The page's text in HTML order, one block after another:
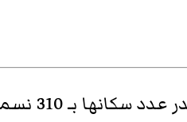
. يقدر عدد سكانها